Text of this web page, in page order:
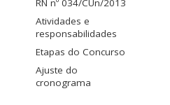
RN nº 034/CUn/2013
Atividades e
responsabilidades
Etapas do Concurso
Ajuste do
cronograma